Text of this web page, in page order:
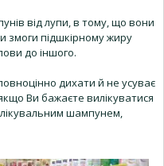
від лупи, в тому, що вони
підшкірному жиру
до іншого.
дихати й не усуває
Ви бажаєте вилікуватися
лікувальним шампунем,